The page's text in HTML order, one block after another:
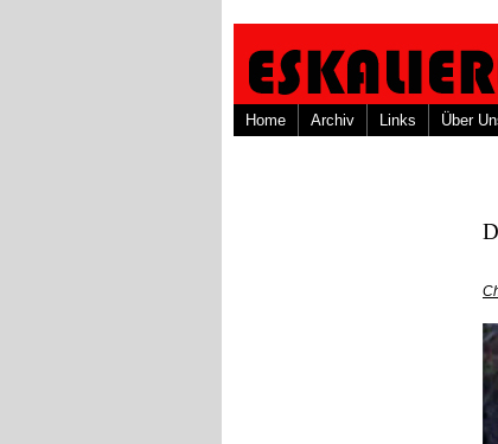
Home Archiv Links Über